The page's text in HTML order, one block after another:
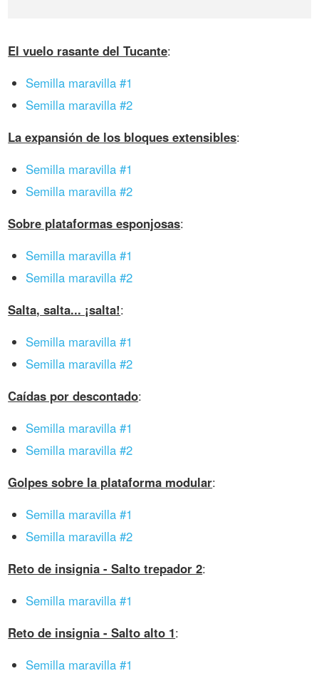
El vuelo rasante del Tucante:
Semilla maravilla #1
Semilla maravilla #2
La expansión de los bloques extensibles:
Semilla maravilla #1
Semilla maravilla #2
Sobre plataformas esponjosas:
Semilla maravilla #1
Semilla maravilla #2
Salta, salta... ¡salta!:
Semilla maravilla #1
Semilla maravilla #2
Caídas por descontado:
Semilla maravilla #1
Semilla maravilla #2
Golpes sobre la plataforma modular:
Semilla maravilla #1
Semilla maravilla #2
Reto de insignia - Salto trepador 2:
Semilla maravilla #1
Reto de insignia - Salto alto 1:
Semilla maravilla #1